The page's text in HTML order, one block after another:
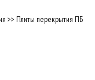
>> Плиты перекрытия ПБ